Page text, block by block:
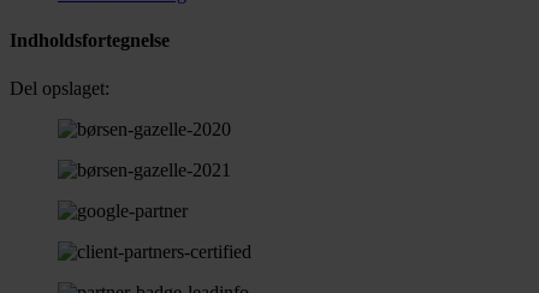
Indholdsfortegnelse
Del opslaget: